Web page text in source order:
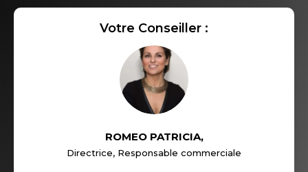
RESTAURANTS ET CAFÉS
MÉDECINS
Votre Conseiller :
ROMEO PATRICIA,
Directrice, Responsable commerciale